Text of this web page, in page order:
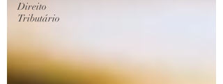
Direito
Tributário